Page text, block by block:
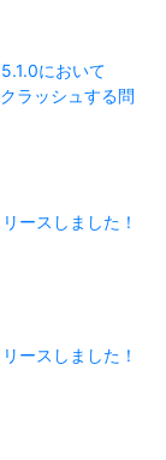
において
ラッシュする問
ースしました！
ースしました！